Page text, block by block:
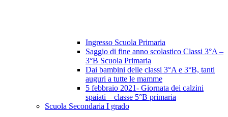
Ingresso Scuola Primaria
Saggio di fine anno scolastico Classi 3°A –
3°B Scuola Primaria
Dai bambini delle classi 3°A e 3°B, tanti
auguri a tutte le mamme
5 febbraio 2021- Giornata dei calzini
spaiati – classe 5°B primaria
Scuola Secondaria I grado